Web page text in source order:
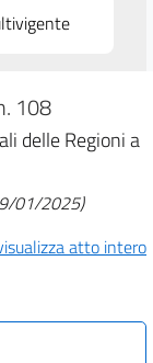
108
delle Regioni a
01/2025)
atto intero